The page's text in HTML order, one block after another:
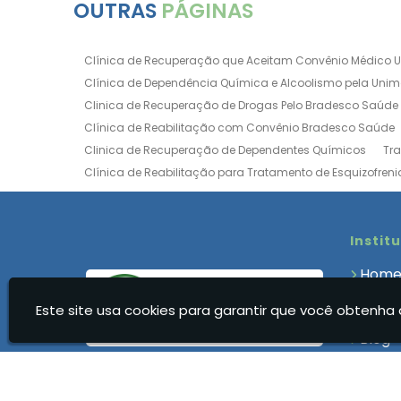
OUTRAS PÁGINAS
Clínica de Recuperação que Aceitam Convênio Médico
Clínica de Dependência Química e Alcoolismo pela
Clinica de Recuperação de Drogas Pelo Bradesco Saúde
Clínica de Reabilitação com Convênio Bradesco Saúde
Clinica de Recuperação de Dependentes Químicos
Clínica de Reabilitação para Tratamento de
Clínica para Dependência Química e Alcoolismo
Clínica de
Clínica de Recuperação para Drogados
Clínica de
Clinica
Clínica para Dependentes Químicos Feminina
Clinica
Blog
Este site usa cookies para garantir que você obtenha